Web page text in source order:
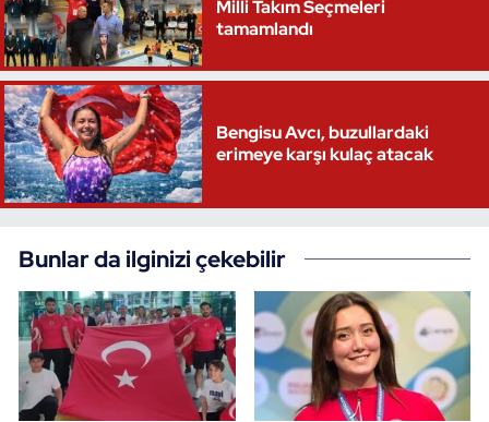
Milli Takım Seçmeleri
tamamlandı
Bengisu Avcı, buzullardaki
erimeye karşı kulaç atacak
Bunlar da ilginizi çekebilir